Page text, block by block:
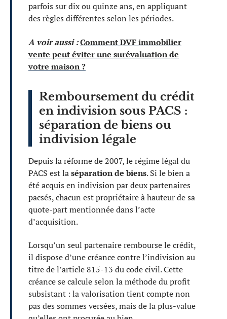
parfois sur dix ou quinze ans, en appliquant
des règles différentes selon les périodes.
A voir aussi :Comment DVF immobilier
vente peut éviter une surévaluation de
votre maison ?
Remboursement du crédit
en indivision sous PACS :
séparation de biens ou
indivision légale
Depuis la réforme de 2007, le régime légal du
PACS est laséparation de biens. Si le bien a
été acquis en indivision par deux partenaires
pacsés, chacun est propriétaire à hauteur de sa
quote-part mentionnée dans l’acte
d’acquisition.
Lorsqu’un seul partenaire rembourse le crédit,
il dispose d’une créance contre l’indivision au
titre de l’article 815-13 du code civil. Cette
créance se calcule selon la méthode du profit
subsistant : la valorisation tient compte non
pas des sommes versées, mais de la plus-value